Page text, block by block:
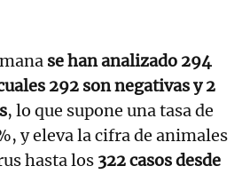
se han analizado 294
292 son negativas y 2
, lo que supone una tasa de
y eleva la cifra de animales
hasta los 322 casos desde